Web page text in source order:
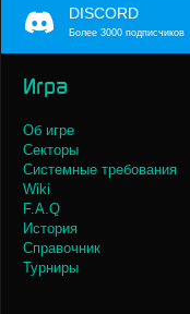
DISCORD
Более 3000 подписчиков
Игра
Об игре
Секторы
Системные требования
Wiki
F.A.Q
История
Справочник
Турниры